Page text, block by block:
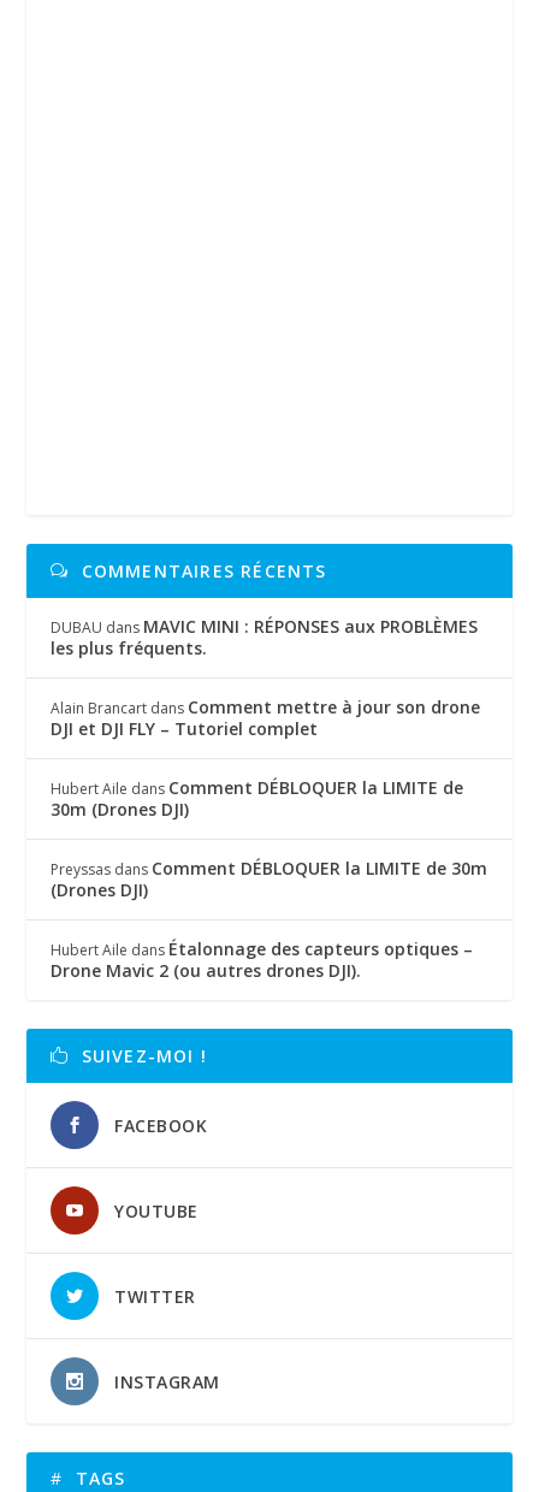
COMMENTAIRES RÉCENTS
DUBAU dans MAVIC MINI : RÉPONSES aux PROBLÈMES
les plus fréquents.
Alain Brancart dans Comment mettre à jour son drone
DJI et DJI FLY – Tutoriel complet
Hubert Aile dans Comment DÉBLOQUER la LIMITE de
30m (Drones DJI)
Preyssas dans Comment DÉBLOQUER la LIMITE de 30m
(Drones DJI)
Hubert Aile dans Étalonnage des capteurs optiques –
Drone Mavic 2 (ou autres drones DJI).
SUIVEZ-MOI !
FACEBOOK
YOUTUBE
TWITTER
INSTAGRAM
TAGS